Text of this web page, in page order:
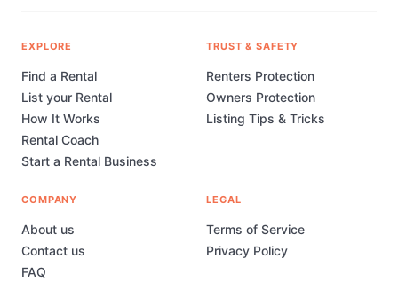
EXPLORE
Find a Rental
List your Rental
How It Works
Rental Coach
Start a Rental Business
TRUST & SAFETY
Renters Protection
Owners Protection
Listing Tips & Tricks
COMPANY
About us
Contact us
FAQ
LEGAL
Terms of Service
Privacy Policy